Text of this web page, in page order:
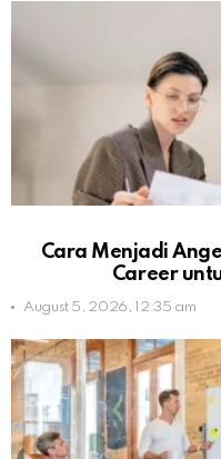
Cara Menjadi
Career
August 5, 2026, 12:35 am